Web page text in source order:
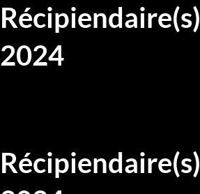
Récipiendaire(s)
2024
Récipiendaire(s)